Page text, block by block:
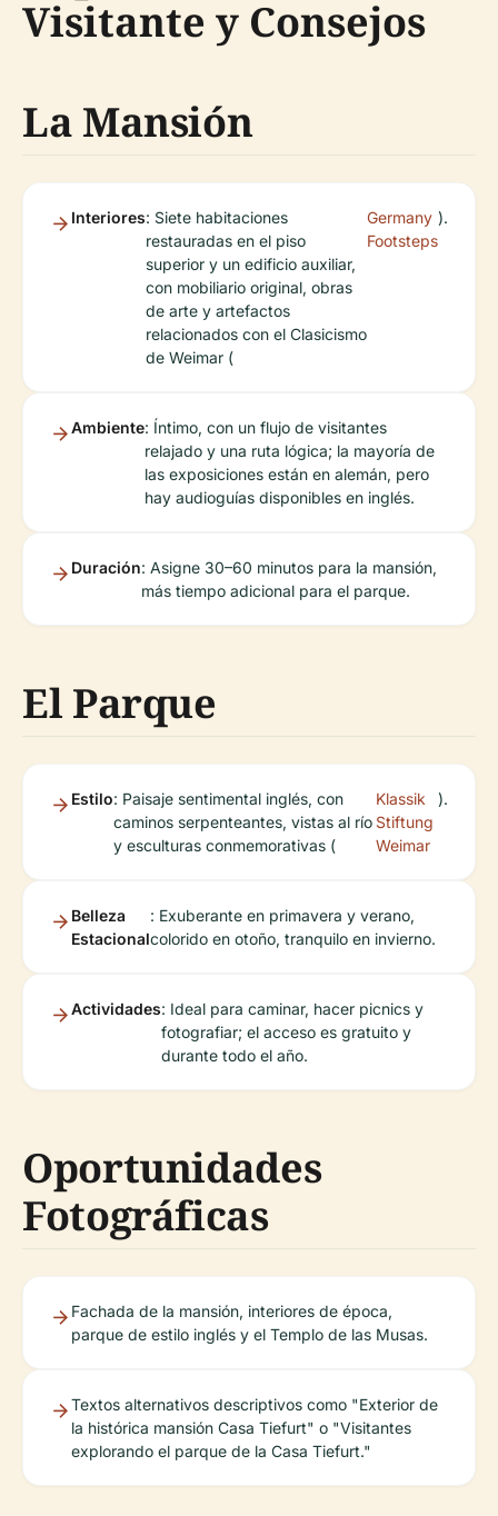
Visitante y Consejos
La Mansión
Interiores: Siete habitaciones
restauradas en el piso
superior y un edificio auxiliar,
con mobiliario original, obras
de arte y artefactos
relacionados con el Clasicismo
de Weimar (
Germany
Footsteps
).
Ambiente: Íntimo, con un flujo de visitantes
relajado y una ruta lógica; la mayoría de
las exposiciones están en alemán, pero
hay audioguías disponibles en inglés.
Duración: Asigne 30–60 minutos para la mansión,
más tiempo adicional para el parque.
El Parque
Estilo: Paisaje sentimental inglés, con
caminos serpenteantes, vistas al río
y esculturas conmemorativas (
Klassik
Stiftung
Weimar
).
Belleza
Estacional
: Exuberante en primavera y verano,
colorido en otoño, tranquilo en invierno.
Actividades: Ideal para caminar, hacer picnics y
fotografiar; el acceso es gratuito y
durante todo el año.
Oportunidades
Fotográficas
Fachada de la mansión, interiores de época,
parque de estilo inglés y el Templo de las Musas.
Textos alternativos descriptivos como "Exterior de
la histórica mansión Casa Tiefurt" o "Visitantes
explorando el parque de la Casa Tiefurt."